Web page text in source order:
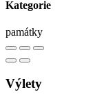
Kategorie
památky
Výlety